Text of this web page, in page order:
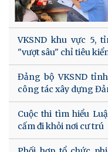
VKSND khu vực 5,
"vượt sâu" chỉ tiêu
Đảng bộ VKSND
công tác xây dựng
Cuộc thi tìm hiểu
cấm đi khỏi nơi cư trú